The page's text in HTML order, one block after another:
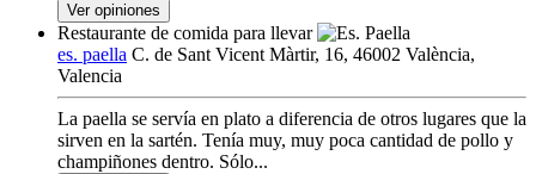
Ver opiniones
Restaurante de comida para llevar
es. paella C. de Sant Vicent Màrtir, 16, 46002 València,
Valencia
La paella se servía en plato a diferencia de otros lugares que la
sirven en la sartén. Tenía muy, muy poca cantidad de pollo y
champiñones dentro. Sólo...